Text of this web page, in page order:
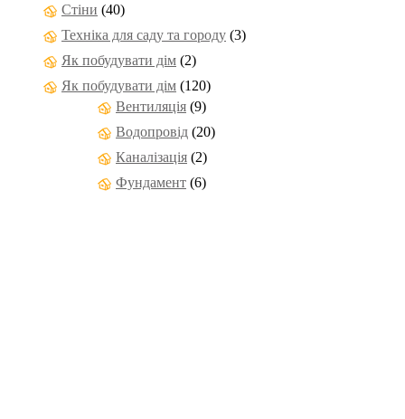
Стіни (40)
Техніка для саду та городу (3)
Як побудувати дім (2)
Як побудувати дім (120)
Вентиляція (9)
Водопровід (20)
Каналізація (2)
Фундамент (6)